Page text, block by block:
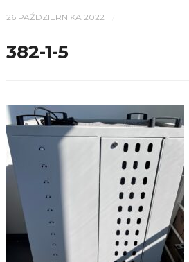
26 PAŹDZIERNIKA 2022
382-1-5